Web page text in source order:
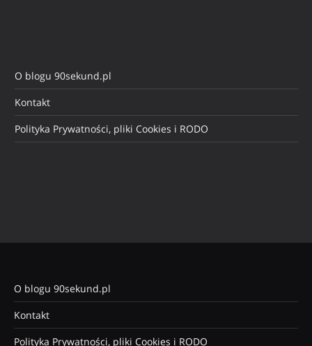
O blogu 90sekund.pl
Kontakt
Polityka Prywatności, pliki Cookies i RODO
O blogu 90sekund.pl
Kontakt
Polityka Prywatności, pliki Cookies i RODO